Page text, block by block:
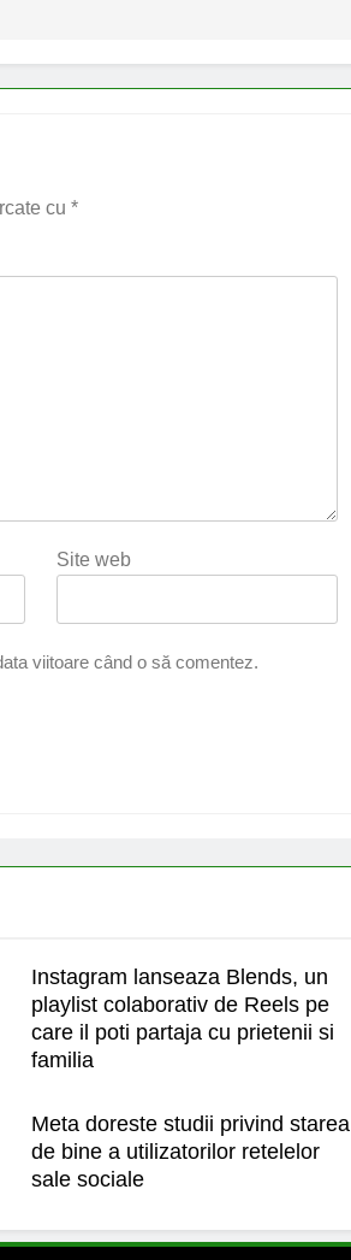
cu *
Site web
viitoare când o să comentez.
Instagram lanseaza Blends, un
playlist colaborativ de Reels pe
care il poti partaja cu prietenii si
familia
Meta doreste studii privind starea
de bine a utilizatorilor retelelor
sale sociale